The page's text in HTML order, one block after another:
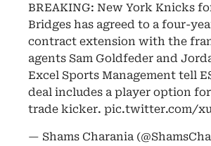
BREAKING: New York Knicks
Bridges has agreed to a four-
contract extension with the
agents Sam Goldfeder and
Excel Sports Management tell
deal includes a player option for
trade kicker. pic.twitter.com/
— Shams Charania